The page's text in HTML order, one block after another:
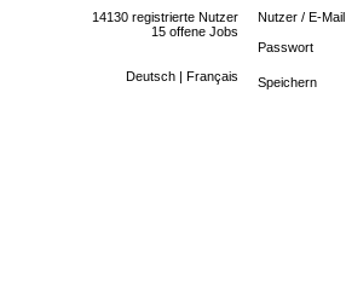
Nutzer / E-Mail
Passwort
Speichern
14130 registrierte Nutzer
15 offene Jobs
Deutsch | Français